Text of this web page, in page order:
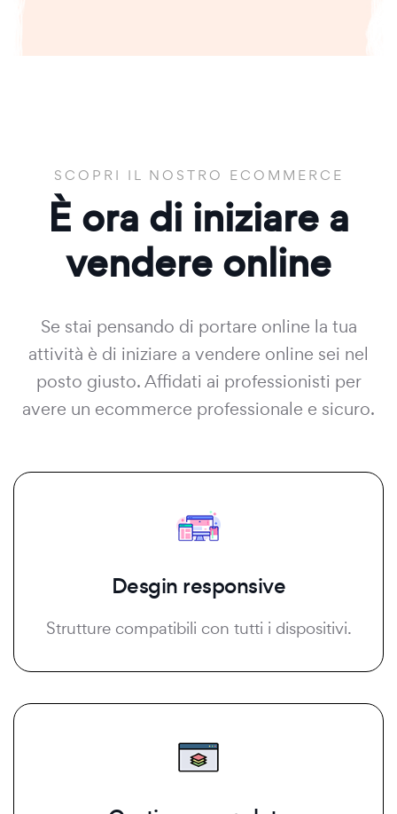
SCOPRI IL NOSTRO ECOMMERCE
È ora di iniziare a
vendere online
Se stai pensando di portare online la tua
attività è di iniziare a vendere online sei nel
posto giusto. Affidati ai professionisti per
avere un ecommerce professionale e sicuro.
Desgin responsive
Strutture compatibili con tutti i dispositivi.